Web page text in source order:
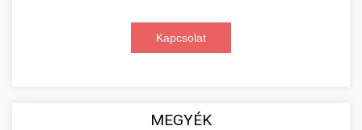
Kapcsolat
MEGYÉK